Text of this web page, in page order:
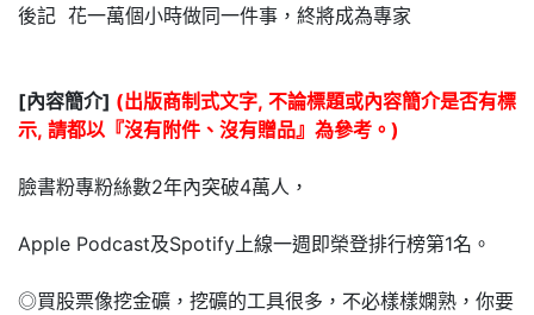
後記 花一萬個小時做同一件事，終將成為專家
[內容簡介] (出版商制式文字, 不論標題或內容簡介是否有標
示, 請都以『沒有附件、沒有贈品』為參考。)
臉書粉專粉絲數2年內突破4萬人，
Apple Podcast及Spotify上線一週即榮登排行榜第1名。
◎買股票像挖金礦，挖礦的工具很多，不必樣樣嫻熟，你要